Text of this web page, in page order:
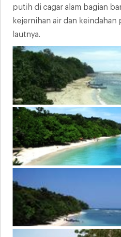
putih di cagar alam bagian
kejernihan air dan keindahan
lautnya.